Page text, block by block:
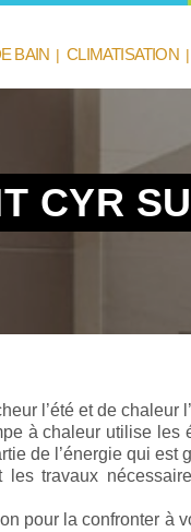
BAIN | CLIMATISATION |
CYR
l’été et de chaleur
à chaleur utilise les
de l’énergie qui est
travaux
pour la confronter à